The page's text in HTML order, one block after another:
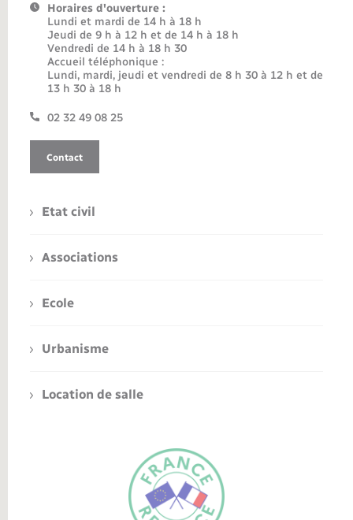
Horaires d'ouverture :
Lundi et mardi de 14 h à 18 h
Jeudi de 9 h à 12 h et de 14 h à 18 h
Vendredi de 14 h à 18 h 30
Accueil téléphonique :
Lundi, mardi, jeudi et vendredi de 8 h 30 à 12 h et de
13 h 30 à 18 h
02 32 49 08 25
Contact
Etat civil
Associations
Ecole
Urbanisme
Location de salle